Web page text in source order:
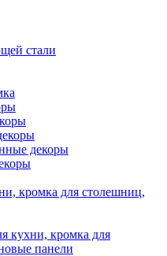
стали
декоры
кромка для столешниц,
кухни, кромка для
панели